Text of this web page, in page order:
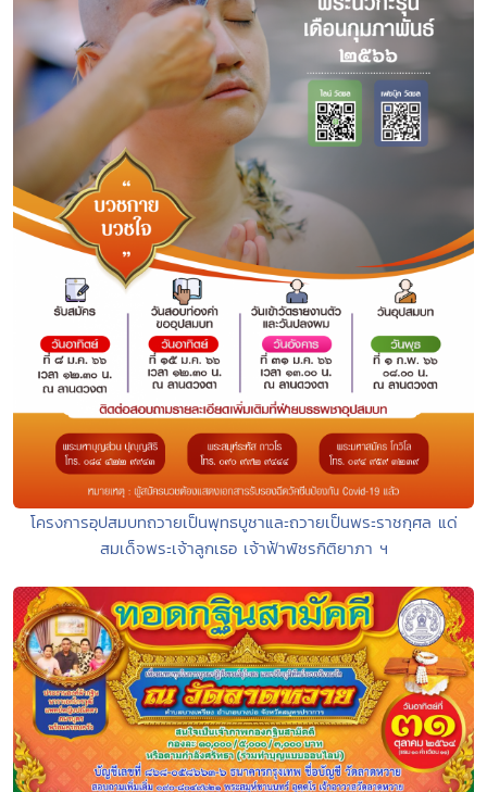
โครงการอุปสมบทถวายเป็นพุทธบูชาและถวายเป็นพระราชกุศล แด่
สมเด็จพระเจ้าลูกเธอ เจ้าฟ้าพัชรกิติยาภา ฯ